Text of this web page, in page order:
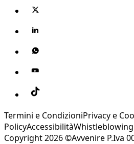
Termini e CondizioniPrivacy e
PolicyAccessibilitàWhistleblowing
Copyright 2026 ©Avvenire P.Iva